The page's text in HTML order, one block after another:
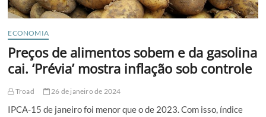
ECONOMIA
Preços de alimentos sobem e da gasolina
cai. ‘Prévia’ mostra inflação sob controle
Troad 26 de janeiro de 2024
IPCA-15 de janeiro foi menor que o de 2023. Com isso, índice